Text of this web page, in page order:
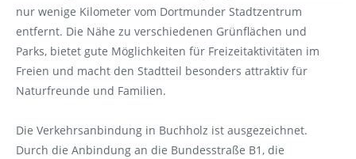
nur wenige Kilometer vom Dortmunder Stadtzentrum
entfernt. Die Nähe zu verschiedenen Grünflächen und
Parks, bietet gute Möglichkeiten für Freizeitaktivitäten im
Freien und macht den Stadtteil besonders attraktiv für
Naturfreunde und Familien.
Die Verkehrsanbindung in Buchholz ist ausgezeichnet.
Durch die Anbindung an die Bundesstraße B1, die